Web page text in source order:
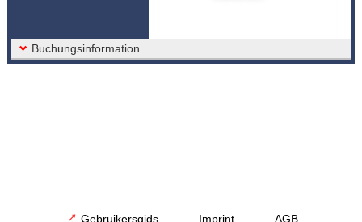
Buchungsinformation
Gebruikersgids Imprint AGB